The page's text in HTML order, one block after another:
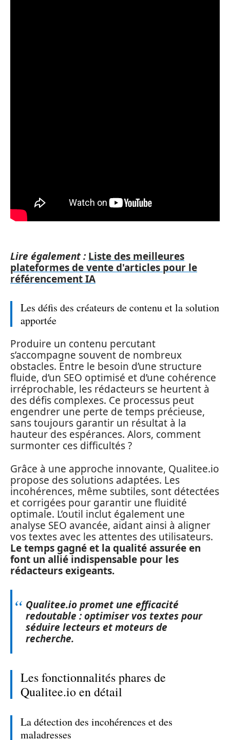
Lire également : Liste des meilleures
plateformes de vente d'articles pour le
référencement IA
Les défis des créateurs de contenu et la solution
apportée
Produire un contenu percutant
s’accompagne souvent de nombreux
obstacles. Entre le besoin d’une structure
fluide, d’un SEO optimisé et d’une cohérence
irréprochable, les rédacteurs se heurtent à
des défis complexes. Ce processus peut
engendrer une perte de temps précieuse,
sans toujours garantir un résultat à la
hauteur des espérances. Alors, comment
surmonter ces difficultés ?
Grâce à une approche innovante, Qualitee.io
propose des solutions adaptées. Les
incohérences, même subtiles, sont détectées
et corrigées pour garantir une fluidité
optimale. L’outil inclut également une
analyse SEO avancée, aidant ainsi à aligner
vos textes avec les attentes des utilisateurs.
Le temps gagné et la qualité assurée en
font un allié indispensable pour les
rédacteurs exigeants.
Qualitee.io promet une efficacité
redoutable : optimiser vos textes pour
séduire lecteurs et moteurs de
recherche.
Les fonctionnalités phares de
Qualitee.io en détail
La détection des incohérences et des
maladresses